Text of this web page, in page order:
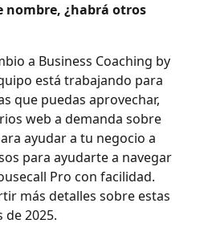
nombre, ¿habrá otros
a Business Coaching by
está trabajando para
que puedas aprovechar,
web a demanda sobre
ayudar a tu negocio a
para ayudarte a navegar
Pro con facilidad.
más detalles sobre estas
2025.